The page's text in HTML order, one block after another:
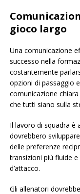
gioco largo
Una comunicazione
successo nella
costantemente
opzioni di passaggio
comunicazione
che tutti siano sulla
Il lavoro di squadra
dovrebbero
delle preferenze
transizioni più fluide
d’attacco.
Gli allenatori